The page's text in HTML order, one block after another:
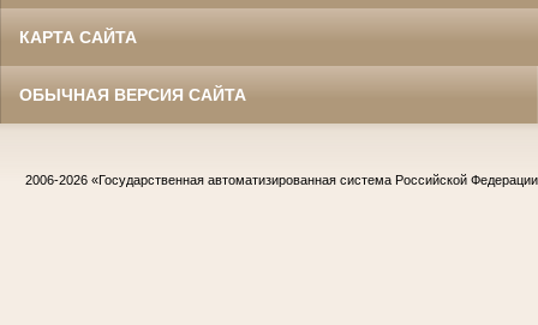
КАРТА САЙТА
ОБЫЧНАЯ ВЕРСИЯ САЙТА
2006-2026 «Государственная автоматизированная система Российской